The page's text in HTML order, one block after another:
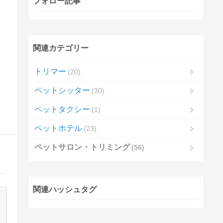
関連カテゴリー
トリマー 20
ペットシッター 30
ペットタクシー 1
ペットホテル 23
ペットサロン・トリミング 56
関連ハッシュタグ